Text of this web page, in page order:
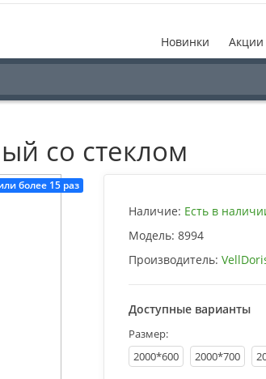
Новинки Акции
со стеклом
более 15 раз
Наличие: Есть в
Модель: 8994
Производитель:
Доступные варианты
Размер:
2000*600
2000*700